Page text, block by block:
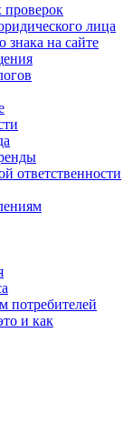
проверок
лица
знака на сайте
ответственности
потребителей
и как